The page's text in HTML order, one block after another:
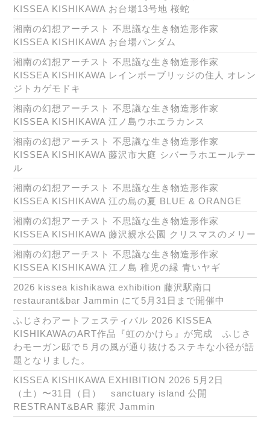
KISSEA KISHIKAWA お台場13号地 桜蛇
湘南の幻想アーチスト 不思議な生き物造形作家
KISSEA KISHIKAWA お台場パンダム
湘南の幻想アーチスト 不思議な生き物造形作家
KISSEA KISHIKAWA レインボーブリッジの住人 オレン
ジトカゲモドキ
湘南の幻想アーチスト 不思議な生き物造形作家
KISSEA KISHIKAWA 江ノ島ウホエラカンス
湘南の幻想アーチスト 不思議な生き物造形作家
KISSEA KISHIKAWA 藤沢市大庭 シバーラホエールテー
ル
湘南の幻想アーチスト 不思議な生き物造形作家
KISSEA KISHIKAWA 江の島の夏 BLUE & ORANGE
湘南の幻想アーチスト 不思議な生き物造形作家
KISSEA KISHIKAWA 藤沢親水公園 クリスマスのメリー
湘南の幻想アーチスト 不思議な生き物造形作家
KISSEA KISHIKAWA 江ノ島 稚児の縁 青いヤギ
2026 kissea kishikawa exhibition 藤沢駅南口
restaurant&bar Jammin にて5月31日まで開催中
ふじさわアートフェスティバル 2026 KISSEA
KISHIKAWAのART作品『虹のかけら』が完成 ふじさ
わモーガン邸で５月の風が通り抜けるステキな小径が話
題となりました。
KISSEA KISHIKAWA EXHIBITION 2026 5月2日
（土）〜31日（日） sanctuary island 公開
RESTRANT&BAR 藤沢 Jammin